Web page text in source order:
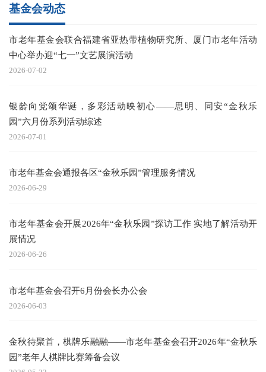
基金会动态
市老年基金会联合福建省亚热带植物研究所、厦门市老年活动
中心举办迎“七一”文艺展演活动
2026-07-02
银龄向党颂华诞，多彩活动映初心——思明、同安“金秋乐
园”六月份系列活动综述
2026-07-01
市老年基金会通报各区“金秋乐园”管理服务情况
2026-06-29
市老年基金会开展2026年“金秋乐园”探访工作 实地了解活动开
展情况
2026-06-26
市老年基金会召开6月份会长办公会
2026-06-03
金秋待聚首，棋牌乐融融——市老年基金会召开2026年“金秋乐
园”老年人棋牌比赛筹备会议